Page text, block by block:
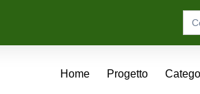
for:
Home Progetto